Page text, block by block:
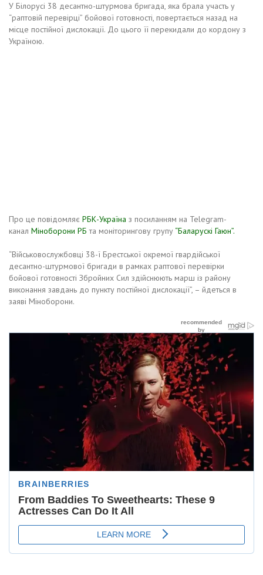
У Білорусі 38 десантно-штурмова бригада, яка брала участь у
“раптовій перевірці” бойової готовності, повертається назад на
місце постійної дислокації. До цього її перекидали до кордону з
Україною.
Про це повідомляє РБК-Україна з посиланням на Telegram-
канал Міноборони РБ та моніторингову групу “Баларускі Гаюн”.
“Військовослужбовці 38-ї Брестської окремої гвардійської
десантно-штурмової бригади в рамках раптової перевірки
бойової готовності Збройних Сил здійснюють марш із району
виконання завдань до пункту постійної дислокації”, – йдеться в
заяві Міноборони.